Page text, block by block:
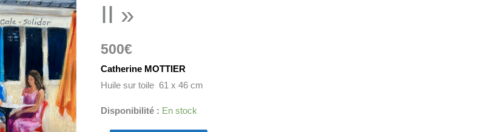
II »
500€
Catherine MOTTIER
Huile sur toile 61 x 46 cm
Disponibilité : En stock